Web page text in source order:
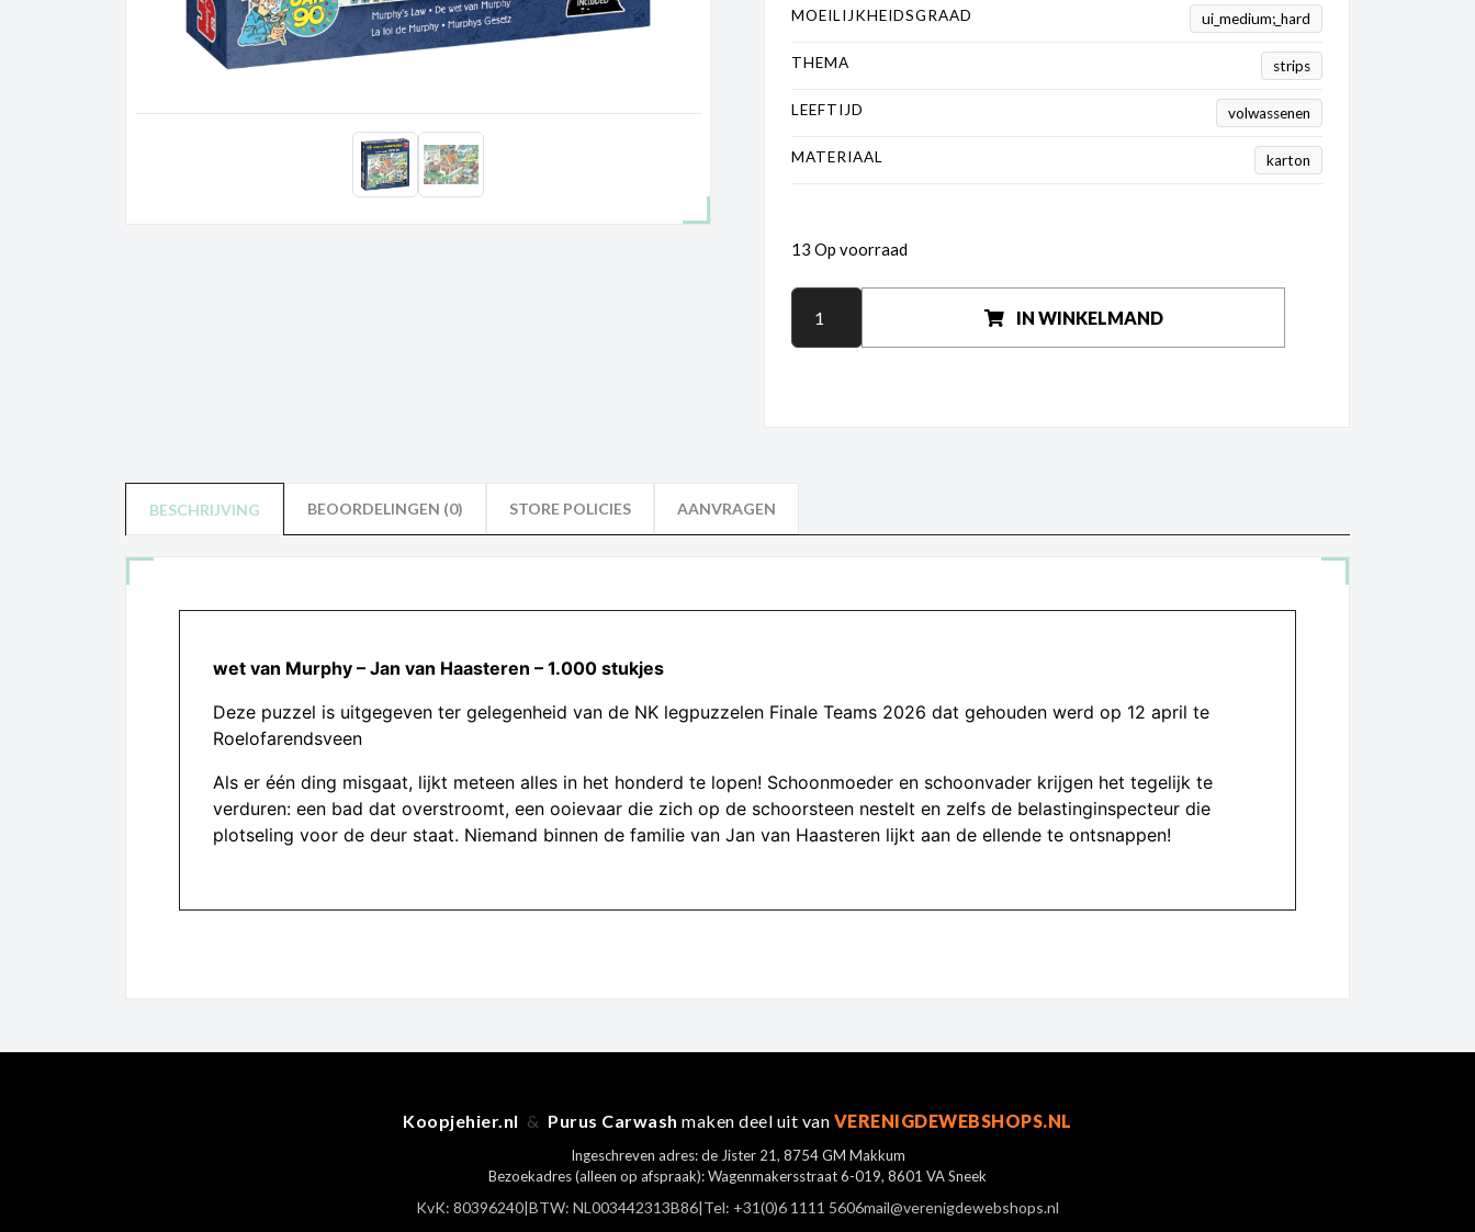
MOEILIJKHEIDSGRAAD ui_medium;_hard
THEMA strips
LEEFTIJD volwassenen
MATERIAAL karton
13 Op voorraad
IN WINKELMAND
BESCHRIJVING BEOORDELINGEN (0) STORE POLICIES AANVRAGEN
wet van Murphy – Jan van Haasteren – 1.000 stukjes
Deze puzzel is uitgegeven ter gelegenheid van de NK legpuzzelen Finale Teams 2026 dat gehouden werd op 12 april te
Roelofarendsveen
Als er één ding misgaat, lijkt meteen alles in het honderd te lopen! Schoonmoeder en schoonvader krijgen het tegelijk te
verduren: een bad dat overstroomt, een ooievaar die zich op de schoorsteen nestelt en zelfs de belastinginspecteur die
plotseling voor de deur staat. Niemand binnen de familie van Jan van Haasteren lijkt aan de ellende te ontsnappen!
Koopjehier.nl & Purus Carwash maken deel uit van VERENIGDEWEBSHOPS.NL
Ingeschreven adres: de Jister 21, 8754 GM Makkum
Bezoekadres (alleen op afspraak): Wagenmakersstraat 6-019, 8601 VA Sneek
KvK: 80396240|BTW: NL003442313B86|Tel: +31(0)6 1111 5606mail@verenigdewebshops.nl